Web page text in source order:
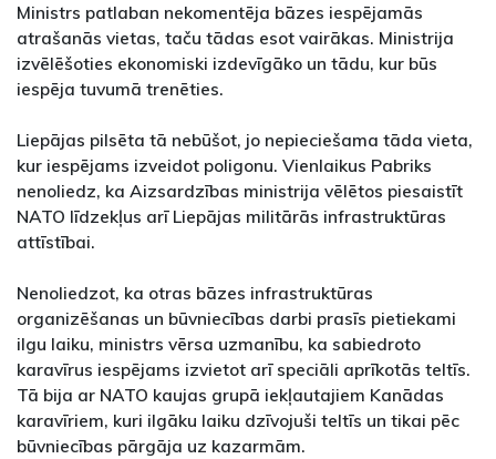
Ministrs patlaban nekomentēja bāzes iespējamās
atrašanās vietas, taču tādas esot vairākas. Ministrija
izvēlēšoties ekonomiski izdevīgāko un tādu, kur būs
iespēja tuvumā trenēties.
Liepājas pilsēta tā nebūšot, jo nepieciešama tāda vieta,
kur iespējams izveidot poligonu. Vienlaikus Pabriks
nenoliedz, ka Aizsardzības ministrija vēlētos piesaistīt
NATO līdzekļus arī Liepājas militārās infrastruktūras
attīstībai.
Nenoliedzot, ka otras bāzes infrastruktūras
organizēšanas un būvniecības darbi prasīs pietiekami
ilgu laiku, ministrs vērsa uzmanību, ka sabiedroto
karavīrus iespējams izvietot arī speciāli aprīkotās teltīs.
Tā bija ar NATO kaujas grupā iekļautajiem Kanādas
karavīriem, kuri ilgāku laiku dzīvojuši teltīs un tikai pēc
būvniecības pārgāja uz kazarmām.